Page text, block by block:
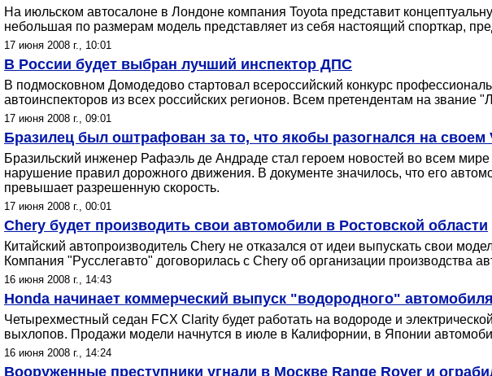
На июльском автосалоне в Лондоне компания Toyota представит
небольшая по размерам модель представляет из себя настоящий спорткар,
17 июня 2008 г., 10:01
В России будет выбран лучший инспектор ДПС
В подмосковном Домодедово стартовал всероссийский конкурс
автоинспекторов из всех российских регионов. Всем претендентам на
17 июня 2008 г., 09:01
Бразилец был оштрафован за то, что якобы разогнался на своем
Бразильский инженер Рафаэль де Андраде стал героем новостей во всем
нарушение правил дорожного движения. В документе значилось, что его
превышает разрешенную скорость.
17 июня 2008 г., 00:01
Chery будет производить свои автомобили в Ростовской области
Китайский автопроизводитель Chery не отказался от идеи выпускать свои
Компания "Русслегавто" договорилась с Chery об организации производства
16 июня 2008 г., 14:43
Honda начинает коммерческий выпуск "водородного" автомобиля
Четырехместный седан FCX Clarity будет работать на водороде и
выхлопов. Продажи модели начнутся в июле в Калифорнии, в Японии
16 июня 2008 г., 14:24
Вооруженные преступники угнали в Москве Range Rover и